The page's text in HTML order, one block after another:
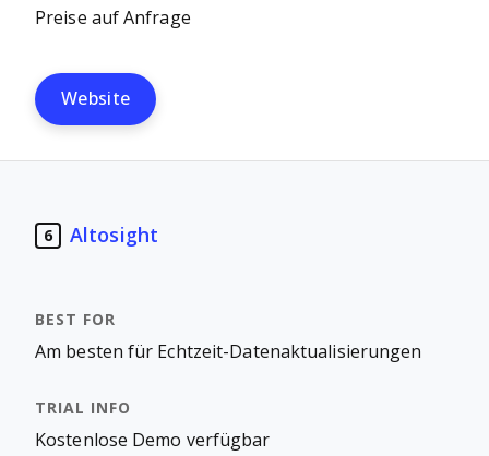
Preise auf Anfrage
Website
6 Altosight
Am besten für Echtzeit-Datenaktualisierungen
Kostenlose Demo verfügbar